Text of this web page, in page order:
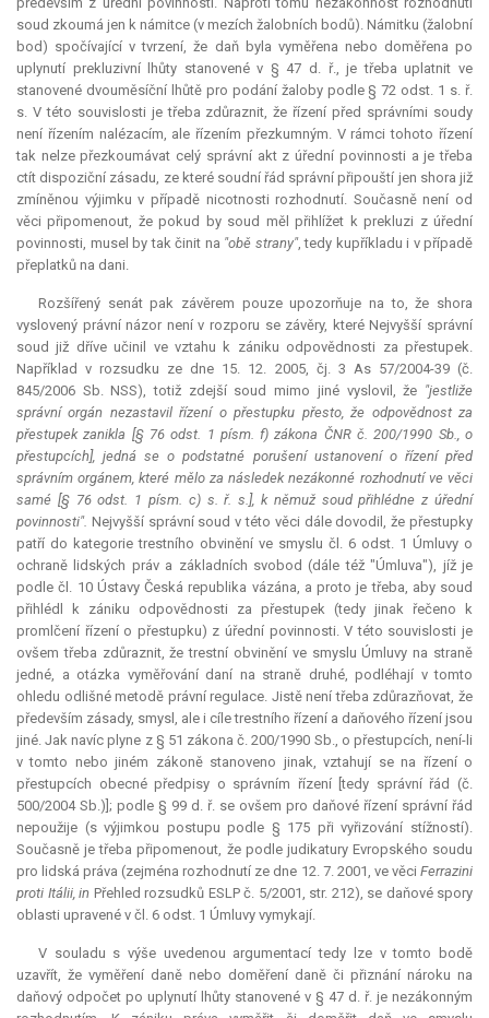
soud zkoumá jen k námitce (v mezích žalobních bodů). Námitku (žalobní
bod) spočívající v tvrzení, že daň byla vyměřena nebo doměřena po
uplynutí prekluzivní lhůty stanovené v § 47 d. ř., je třeba uplatnit ve
stanovené dvouměsíční lhůtě pro podání žaloby podle § 72 odst. 1 s. ř.
s. V této souvislosti je třeba zdůraznit, že řízení před správními soudy
není řízením nalézacím, ale řízením přezkumným. V rámci tohoto řízení
tak nelze přezkoumávat celý správní akt z úřední povinnosti a je třeba
ctít dispoziční zásadu, ze které soudní řád správní připouští jen shora již
zmíněnou výjimku v případě nicotnosti rozhodnutí. Současně není od
věci připomenout, že pokud by soud měl přihlížet k prekluzi z úřední
povinnosti, musel by tak činit na "obě strany", tedy kupříkladu i v případě
přeplatků na dani.
Rozšířený senát pak závěrem pouze upozorňuje na to, že shora
vyslovený právní názor není v rozporu se závěry, které Nejvyšší správní
soud již dříve učinil ve vztahu k zániku odpovědnosti za přestupek.
Například v rozsudku ze dne 15. 12. 2005, čj. 3 As 57/2004-39 (č.
845/2006 Sb. NSS), totiž zdejší soud mimo jiné vyslovil, že "jestliže
správní orgán nezastavil řízení o přestupku přesto, že odpovědnost za
přestupek zanikla [§ 76 odst. 1 písm. f) zákona ČNR č. 200/1990 Sb., o
přestupcích], jedná se o podstatné porušení ustanovení o řízení před
správním orgánem, které mělo za následek nezákonné rozhodnutí ve věci
samé [§ 76 odst. 1 písm. c) s. ř. s.], k němuž soud přihlédne z úřední
povinnosti". Nejvyšší správní soud v této věci dále dovodil, že přestupky
patří do kategorie trestního obvinění ve smyslu čl. 6 odst. 1 Úmluvy o
ochraně lidských práv a základních svobod (dále též "Úmluva"), jíž je
podle čl. 10 Ústavy Česká republika vázána, a proto je třeba, aby soud
přihlédl k zániku odpovědnosti za přestupek (tedy jinak řečeno k
promlčení řízení o přestupku) z úřední povinnosti. V této souvislosti je
ovšem třeba zdůraznit, že trestní obvinění ve smyslu Úmluvy na straně
jedné, a otázka vyměřování daní na straně druhé, podléhají v tomto
ohledu odlišné metodě právní regulace. Jistě není třeba zdůrazňovat, že
především zásady, smysl, ale i cíle trestního řízení a daňového řízení jsou
jiné. Jak navíc plyne z § 51 zákona č. 200/1990 Sb., o přestupcích, není-li
v tomto nebo jiném zákoně stanoveno jinak, vztahují se na řízení o
přestupcích obecné předpisy o správním řízení [tedy správní řád (č.
500/2004 Sb.)]; podle § 99 d. ř. se ovšem pro daňové řízení správní řád
nepoužije (s výjimkou postupu podle § 175 při vyřizování stížností).
Současně je třeba připomenout, že podle judikatury Evropského soudu
pro lidská práva (zejména rozhodnutí ze dne 12. 7. 2001, ve věci Ferrazini
proti Itálii, in Přehled rozsudků ESLP č. 5/2001, str. 212), se daňové spory
oblasti upravené v čl. 6 odst. 1 Úmluvy vymykají.
V souladu s výše uvedenou argumentací tedy lze v tomto bodě
uzavřít, že vyměření daně nebo doměření daně či přiznání nároku na
daňový odpočet po uplynutí lhůty stanovené v § 47 d. ř. je nezákonným